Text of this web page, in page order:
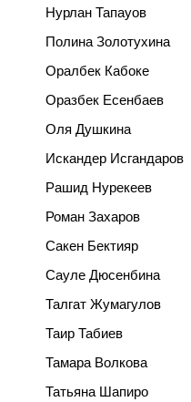
Нурлан Тапауов
Полина Золотухина
Оралбек Кабоке
Оразбек Есенбаев
Оля Душкина
Искандер Исгандаров
Рашид Нурекеев
Роман Захаров
Сакен Бектияр
Сауле Дюсенбина
Талгат Жумагулов
Таир Табиев
Тамара Волкова
Татьяна Шапиро